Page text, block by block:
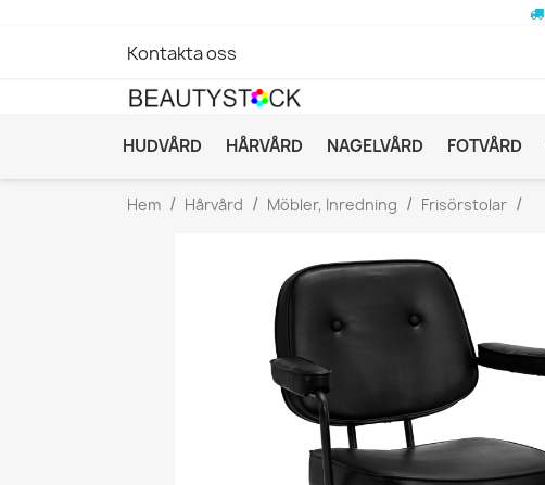
Kontakta oss
HUDVÅRD HÅRVÅRD NAGELVÅRD FOTVÅRD
Hem Hårvård Möbler, Inredning Frisörstolar